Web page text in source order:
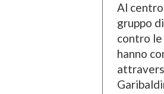
Al
gruppo
contro
hanno